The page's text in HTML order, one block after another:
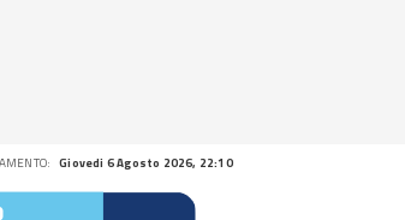
Giovedi 6 Agosto 2026, 22:10